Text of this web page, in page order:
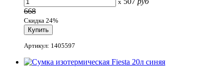
x
668
Скидка 24%
Артикул: 1405597